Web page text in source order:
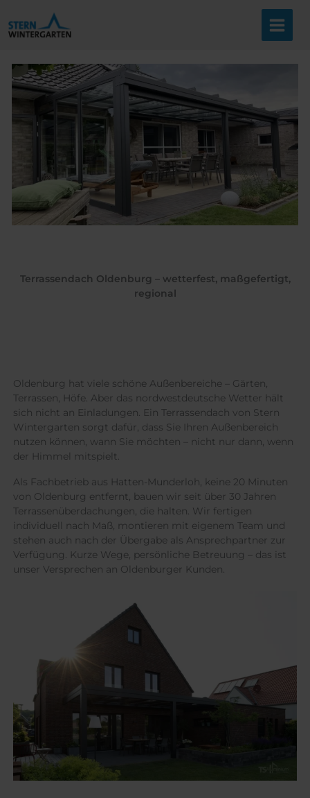
Inhalt
springen
Terrassendach Oldenburg – wetterfest, maßgefertigt,
regional
Oldenburg hat viele schöne Außenbereiche – Gärten,
Terrassen, Höfe. Aber das nordwestdeutsche Wetter hält
sich nicht an Einladungen. Ein Terrassendach von Stern
Wintergarten sorgt dafür, dass Sie Ihren Außenbereich
nutzen können, wann Sie möchten – nicht nur dann, wenn
der Himmel mitspielt.
Als Fachbetrieb aus Hatten-Munderloh, keine 20 Minuten
von Oldenburg entfernt, bauen wir seit über 30 Jahren
Terrassenüberdachungen, die halten. Wir fertigen
individuell nach Maß, montieren mit eigenem Team und
stehen auch nach der Übergabe als Ansprechpartner zur
Verfügung. Kurze Wege, persönliche Betreuung – das ist
unser Versprechen an Oldenburger Kunden.